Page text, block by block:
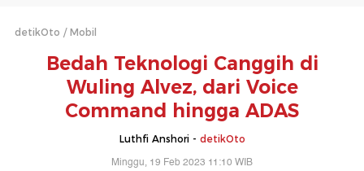
detikOto Mobil
Bedah Teknologi Canggih di
Wuling Alvez, dari Voice
Command hingga ADAS
Luthfi Anshori - detikOto
Minggu, 19 Feb 2023 11:10 WIB